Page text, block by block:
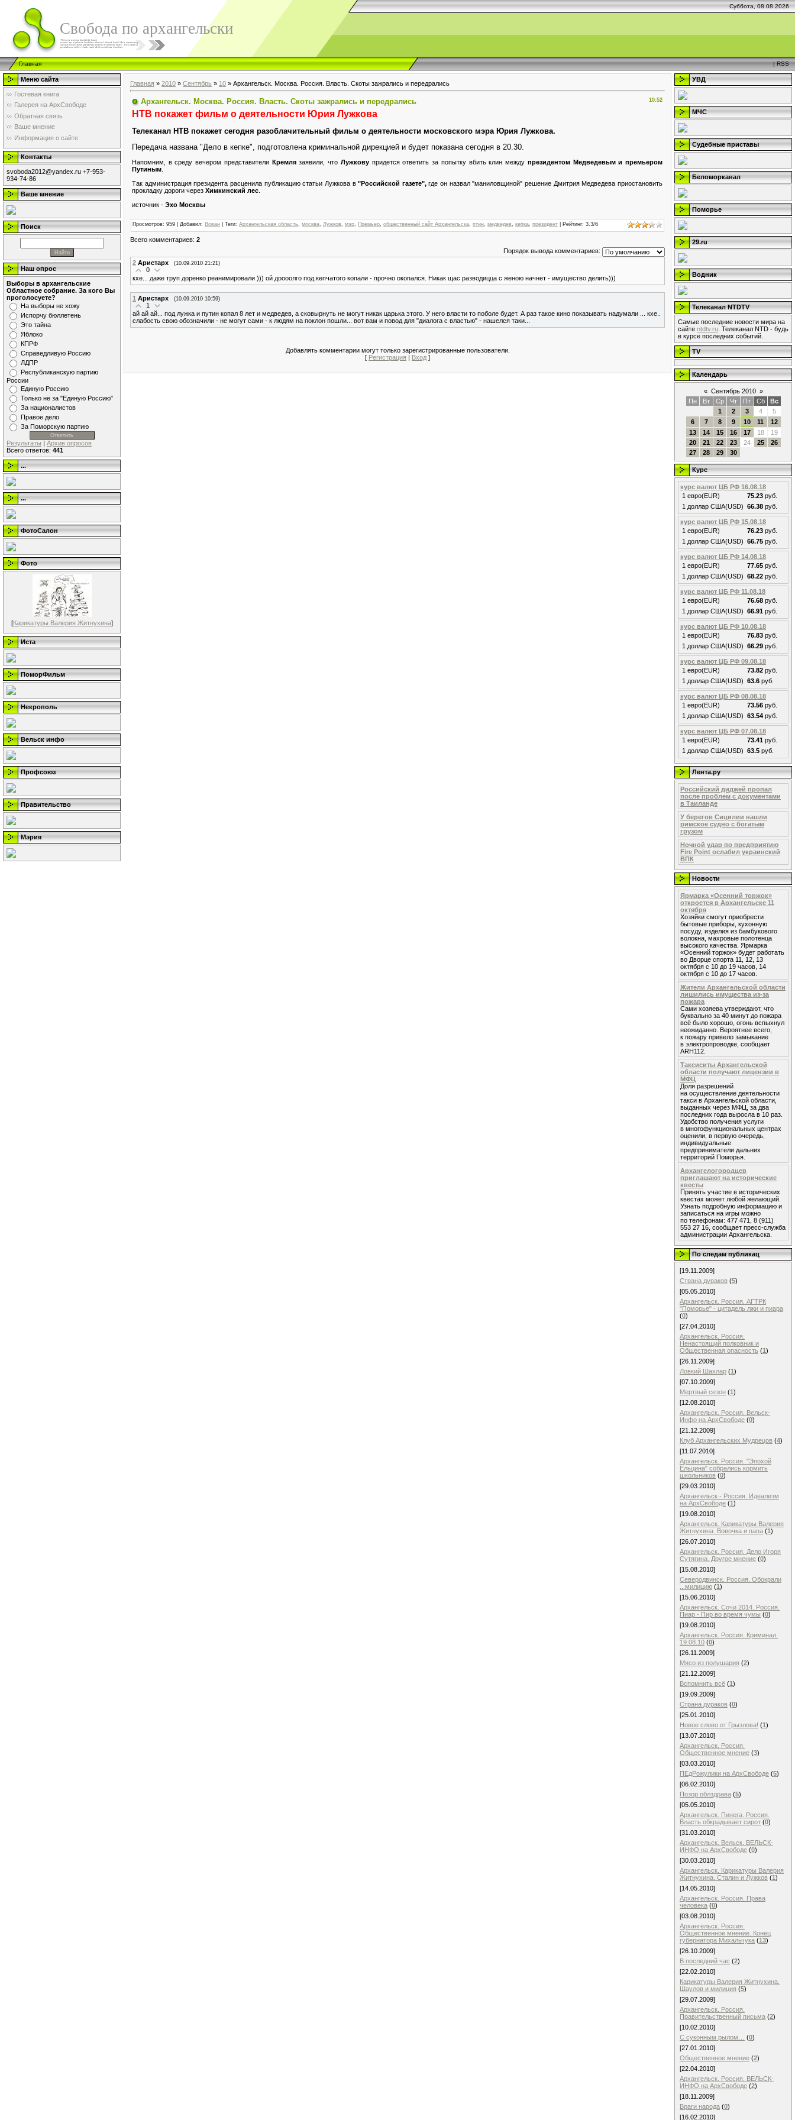
Суббота, 08.08.2026
Свобода по архангельски
Главная |RSS
Меню сайта
Гостевая книга
Галерея на АрхСвободе
Обратная связь
Ваше мнение
Информация о сайте
Контакты
svoboda2012@yandex.ru +7-953-
934-74-86
Ваше мнение
Поиск
Наш опрос
Выборы в архангельские
Областное собрание. За кого Вы
проголосуете?
На выборы не хожу
Испорчу бюллетень
Это тайна
Яблоко
КПРФ
Справедливую Россию
ЛДПР
Республиканскую партию
России
Единую Россию
Только не за "Единую Россию"
За националистов
Правое дело
За Поморскую партию
Результаты | Архив опросов
Всего ответов: 441
...
...
ФотоСалон
Фото
[Карикатуры Валерия Житнухина]
Иста
ПоморФильм
Некрополь
Вельск инфо
Профсоюз
Правительство
Мэрия
Главная » 2010 » Сентябрь » 10 » Архангельск. Москва. Россия. Власть. Скоты зажрались и передрались
10:52
Архангельск. Москва. Россия. Власть. Скоты зажрались и передрались
НТВ покажет фильм о деятельности Юрия Лужкова
Телеканал НТВ покажет сегодня разоблачительный фильм о деятельности московского мэра Юрия Лужкова.
Передача названа "Дело в кепке", подготовлена криминальной дирекцией и будет показана сегодня в 20.30.
Напомним, в среду вечером представители Кремлязаявили, что Лужковупридется ответить за попытку вбить клин между президентом Медведевым и премьером
Путиным
Так администрация президента расценила публикацию статьи Лужкова в"Российской газете",где он назвал "маниловщиной" решение Дмитрия Медведева приостановить
прокладку дороги через Химкинский лес
источник - Эхо Москвы
Просмотров: 959 | Добавил: Вован Теги: Архангельская область москва Лужков мэр Премьер общественный сайт Архангельска птин медведев кепка президент Рейтинг: 3.3/6
Всего комментариев: 2
Порядок вывода комментариев:
2 Аристарх (10.09.2010 21:21)
0
кхе... даже труп доренко реанимировали ))) ой доооолго под кепчатого копали - прочно окопался. Никак щас разводицца с женою начнет - имущество делить)))
1 Аристарх (10.09.2010 10:59)
1
ай ай ай... под лужка и путин копал 8 лет и медведев, а сковырнуть не могут никак царька этого. У него власти то поболе будет. А раз такое кино показывать надумали ... кхе..
слабость свою обозначили - не могут сами - к людям на поклон пошли... вот вам и повод для "диалога с властью" - нашелся таки...
Добавлять комментарии могут только зарегистрированные пользователи.
[ Регистрация | Вход ]
УВД
МЧС
Судебные приставы
Беломорканал
Поморье
29.ru
Водник
Телеканал NTDTV
Самые последние новости мира на
сайте ntdtv.ru . Телеканал NTD - будь
в курсе последних событий.
TV
Календарь
« Сентябрь 2010 »
Пн
Вт Ср Чт Пт Сб
Вс
1
2 3 4
5
6
7 8 9 10 11
12
13
14 15 16 17 18
19
20
21 22 23 24 25
26
27
28 29 30
Курс
курс валют ЦБ РФ 16.08.18
1 евро(EUR)
75.23 руб.
1 доллар США(USD) 66.38 руб.
курс валют ЦБ РФ 15.08.18
1 евро(EUR)
76.23 руб.
1 доллар США(USD) 66.75 руб.
курс валют ЦБ РФ 14.08.18
1 евро(EUR)
77.65 руб.
1 доллар США(USD) 68.22 руб.
курс валют ЦБ РФ 11.08.18
1 евро(EUR)
76.68 руб.
1 доллар США(USD) 66.91 руб.
курс валют ЦБ РФ 10.08.18
1 евро(EUR)
76.83 руб.
1 доллар США(USD) 66.29 руб.
курс валют ЦБ РФ 09.08.18
1 евро(EUR)
73.82 руб.
1 доллар США(USD) 63.6 руб.
курс валют ЦБ РФ 08.08.18
1 евро(EUR)
73.56 руб.
1 доллар США(USD) 63.54 руб.
курс валют ЦБ РФ 07.08.18
1 евро(EUR)
73.41 руб.
1 доллар США(USD) 63.5 руб.
Лента.ру
Российский диджей пропал
после проблем с документами
в Таиланде
У берегов Сицилии нашли
римское судно с богатым
грузом
Ночной удар по предприятию
Fire Point ослабил украинский
ВПК
Новости
Ярмарка «Осенний торжок»
откроется в Архангельске 11
октября
Хозяйки смогут приобрести
бытовые приборы, кухонную
посуду, изделия из бамбукового
волокна, махровые полотенца
высокого качества. Ярмарка
«Осенний торжок» будет работать
во Дворце спорта 11, 12, 13
октября с 10 до 19 часов, 14
октября с 10 до 17 часов.
Жители Архангельской области
лишились имущества из-за
пожара
Сами хозяева утверждают, что
буквально за 40 минут до пожара
всё было хорошо, огонь вспыхнул
неожиданно. Вероятнее всего,
к пожару привело замыкание
в электропроводке, сообщает
ARH112.
Таксиситы Архангельской
области получают лицензии в
МФЦ
Доля разрешений
на осуществление деятельности
такси в Архангельской области,
выданных через МФЦ, за два
последних года выросла в 10 раз.
Удобство получения услуги
в многофункциональных центрах
оценили, в первую очередь,
индивидуальные
предприниматели дальних
территорий Поморья.
Архангелогородцев
приглашают на исторические
квесты
Принять участие в исторических
квестах может любой желающий.
Узнать подробную информацию и
записаться на игры можно
по телефонам: 477 471, 8 (911)
553 27 16, сообщает пресс-служба
администрации Архангельска.
По следам публикац
[19.11.2009]
Страна дураков (5)
[05.05.2010]
Архангельск. Россия. АГТРК
"Поморье" - цитадель лжи и пиара
(0)
[27.04.2010]
Архангельск. Россия.
Ненастоящий полковник и
Общественная опасность (1)
[26.11.2009]
Ловкий Шахлар (1)
[07.10.2009]
Мертвый сезон (1)
[12.08.2010]
Архангельск. Россия. Вельск-
Инфо на АрхСвободе (0)
[21.12.2009]
Клуб Архангельских Мудрецов (4)
[11.07.2010]
Архангельск. Россия. "Эпохой
Ельцина" собрались кормить
школьников (0)
[29.03.2010]
Архангельск - Россия. Идеализм
на АрхСвободе (1)
[19.08.2010]
Архангельск. Карикатуры Валерия
Житнухина. Вовoчка и папа (1)
[26.07.2010]
Архангельск. Россия. Дело Игоря
Сутягина. Другое мнение (0)
[15.08.2010]
Северодвинск. Россия. Обокрали
...милицию (1)
[15.06.2010]
Архангельск. Сочи 2014. Россия.
Пиар - Пир во время чумы (0)
[19.08.2010]
Архангельск. Россия. Криминал.
19.08.10 (0)
[26.11.2009]
Мясо из полушария (2)
[21.12.2009]
Вспомнить всё (1)
[19.09.2009]
Страна дураков (0)
[25.01.2010]
Новое слово от Грызлова! (1)
[13.07.2010]
Архангельск. Россия.
Общественное мнение (3)
[03.03.2010]
ПЕдРожулики на АрхСвободе (5)
[06.02.2010]
Позор облздрава (5)
[05.05.2010]
Архангельск. Пинега. Россия.
Власть обкрадывает сирот (0)
[31.03.2010]
Архангельск. Вельск. ВЕЛЬСК-
ИНФО на АрхСвободе (0)
[30.03.2010]
Архангельск. Карикатуры Валерия
Житнухина. Сталин и Лужков (1)
[14.05.2010]
Архангельск. Россия. Права
человека (0)
[03.08.2010]
Архангельск. Россия.
Общественное мнение. Конец
губернатора Михальчука (13)
[26.10.2009]
В последний час (2)
[22.02.2010]
Карикатуры Валерия Житнухина.
Шаулов и милиция (5)
[29.07.2009]
Архангельск. Россия.
Правительственный письма (2)
[10.02.2010]
С суконным рылом…
(0)
[27.01.2010]
Общественное мнение (2)
[22.04.2010]
Архангельск. Россия. ВЕЛЬСК-
ИНФО на АрхСвободе (2)
[18.11.2009]
Враги народа (0)
[16.02.2010]